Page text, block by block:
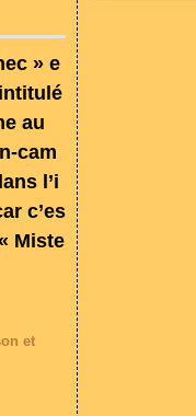
» e
au
cam
l’i
c’es
Miste
et